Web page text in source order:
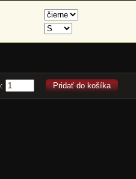
Pridať do košíka